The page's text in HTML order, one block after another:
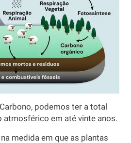
podemos ter a total
atmosférico em até vinte anos.
medida em que as plantas